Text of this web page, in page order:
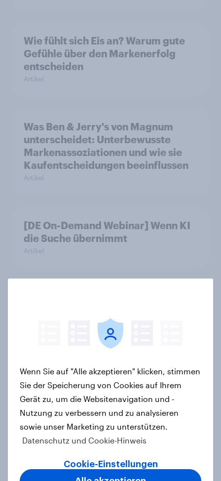
Wie fühlt sich Eis an? Warum gute
Gefühle über den Markenerfolg
entscheiden
Artikel
Was Ben & Jerry's von Magnum
unterscheidet: Unterbewusste
Markenassoziationen und wie sie
Kaufentscheidungen beeinflussen
Artikel
[DE On-Demand Webinar] Wenn KI
die Suche übernimmt
Artikel
doch digitale Produkte bieten
Wachstumspotenzial
Wie FRoSTA mit YouGov Shopper
käuferorientierte
Wachstumschancen in der
Kategorie identifiziert hat
Wenn Sie auf "Alle akzeptieren" klicken, stimmen
Sie der Speicherung von Cookies auf Ihrem
Gerät zu, um die Websitenavigation und -
Nutzung zu verbessern und zu analysieren
sowie unser Marketing zu unterstützen.
Datenschutz und Cookie-Hinweis
Cookie-Einstellungen